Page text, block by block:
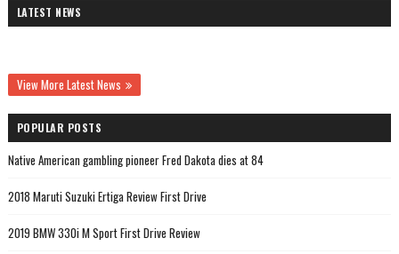
LATEST NEWS
View More Latest News
POPULAR POSTS
Native American gambling pioneer Fred Dakota dies at 84
2018 Maruti Suzuki Ertiga Review First Drive
2019 BMW 330i M Sport First Drive Review